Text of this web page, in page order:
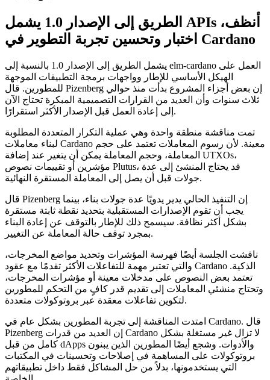
الطريق إلى الإصدار 1.0 يشمل APIs أنظف،
اختبار وتحسين تجربة التطوير في Cardano
يشمل الطريق إلى الإصدار 1.0 بالنسبة إلى elm-cardano العمل على
الهيكل الأساسي للإطار وواجهات برمجة التطبيقات الموجهة
للمطورين. قال Pizenberg إن بعض أجزاء المشروع بدأت منذ حوالي
ثلاث سنوات وأن العديد من القرارات التصميمية المبكرة تحتاج الآن
إلى إعادة العمل قبل الإصدار الأكثر استقرارًا.
تمت مناقشة منطقة واحدة وهي عملية التكرار المتعددة المطلوبة
لبناء معاملات Cardano معينة. لأن رسوم المعاملات تعتمد على حجم
المعاملة، وحجم المعاملة يمكن أن يتغير عند إضافة UTXOs،
مؤشرين أو تقييمات نصوص Plutus، قد يحتاج المنشئ إلى عدة
جولات قبل أن يصل إلى المعاملة المستقرة النهائية.
قال Pizenberg إن التنفيذ الحالي يدير يدويًا عدة جولات بناء، بينما
يجب أن تقوم الإصدارات المستقبلية بتحديد نقطة ثابتة مستقرة
بشكل أكثر نظافة. سيسمح ذلك للإطار بالتوقف عن إعادة البناء
بمجرد توقف حالة المعاملة عن التغيير.
ناقشت الجلسة أيضًا فهرسة المؤشرات وتحديد مواضع المخرجات،
والتي تعتبر مهمة للتفاعلات الأكثر تقدمًا مع عقود Cardano الذكية.
تعتمد بعض النصوص على مدخلات معينة أو مؤشرات المخرجات،
وتحتاج منشئي المعاملات إلى تقديم قدر كافٍ من التحكم للمطورين
لتكوين تفاعلات معقدة عبر بروتوكولات متعددة.
امتدت المناقشة إلى تجربة المطورين بشكل عام في Cardano. قال
Pizenberg إن العديد من قدرات Cardano لا تزال غير مستغلة بشكل
كامل من قبل dApps والأدوات. وشجع أيضًا المطورين الذين يبنون
بروتوكولات على المساهمة في إصلاحات وتحسينات في المكتبات
التي يستخدمونها، بدلاً من حل المشاكل فقط داخل تطبيقاتهم